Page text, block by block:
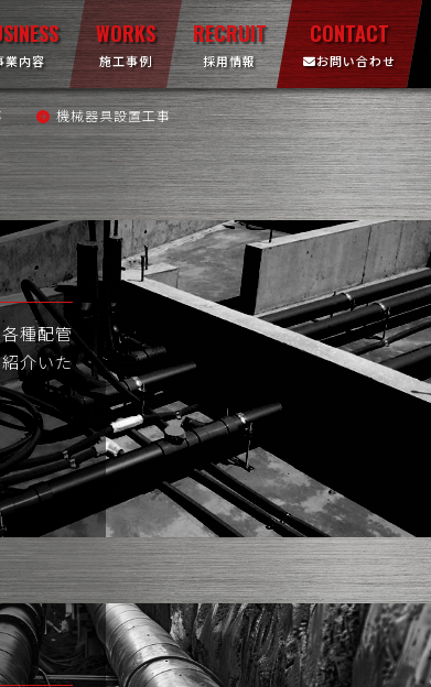
業内容 施工事例
機械器具設置工事
採用情報
応募要項
お問い合わせ
種配管
介いた